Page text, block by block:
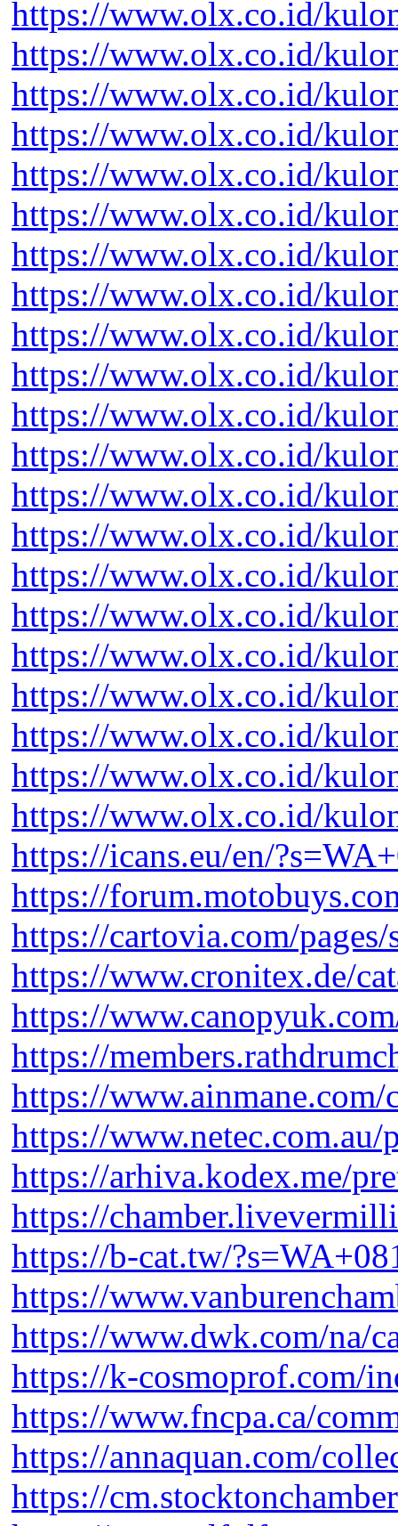
https://www.olx.co.id/
https://www.olx.co.id/
https://www.olx.co.id/
https://www.olx.co.id/
https://www.olx.co.id/
https://www.olx.co.id/
https://www.olx.co.id/
https://www.olx.co.id/
https://www.olx.co.id/
https://www.olx.co.id/
https://www.olx.co.id/
https://www.olx.co.id/
https://www.olx.co.id/
https://www.olx.co.id/
https://www.olx.co.id/
https://www.olx.co.id/
https://www.olx.co.id/
https://www.olx.co.id/
https://www.olx.co.id/
https://www.olx.co.id/
https://www.olx.co.id/
https://icans.eu/en/
https://
https://cartovia.com/
https://www.cronitex.de/
https://
https://
https://www.ainmane.com/
https://
https://arhiva.kodex.me/
https://
https://b-cat.tw/
https://
https://www.dwk.com/na/
https://k-cosmoprof.com/
https://www.fncpa.ca/
https://annaquan.com/
https://